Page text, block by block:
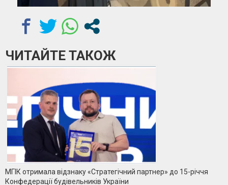
ЧИТАЙТЕ ТАКОЖ
МГІК отримала відзнаку «Стратегічний партнер» до 15-річчя
Конфедерації будівельників України